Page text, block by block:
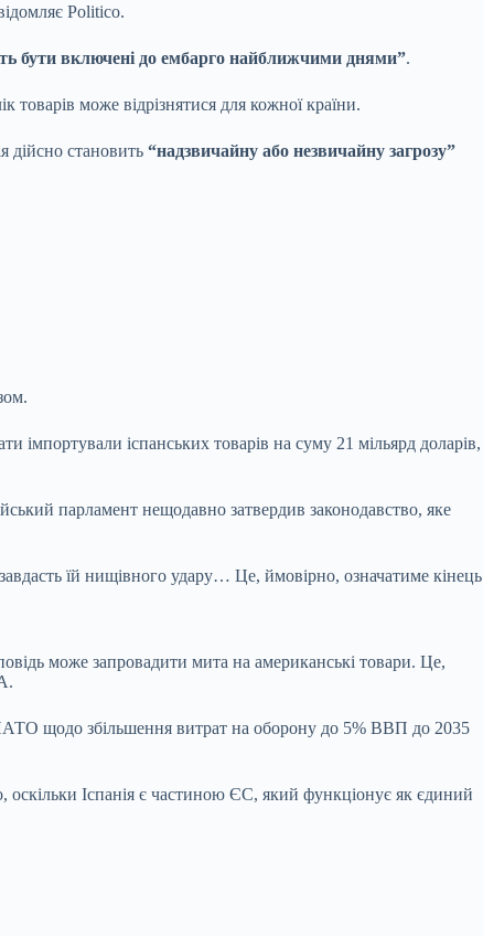
Politico.
бути включені до ембарго найближчими днями”.
може відрізнятися для кожної країни.
дійсно становить “надзвичайну або незвичайну загрозу”
іспанських товарів на суму 21 мільярд доларів,
парламент нещодавно затвердив законодавство, яке
їй нищівного удару… Це, ймовірно, означатиме кінець
може запровадити мита на американські товари. Це,
щодо збільшення витрат на оборону до 5% ВВП до 2035
Іспанія є частиною ЄС, який функціонує як єдиний